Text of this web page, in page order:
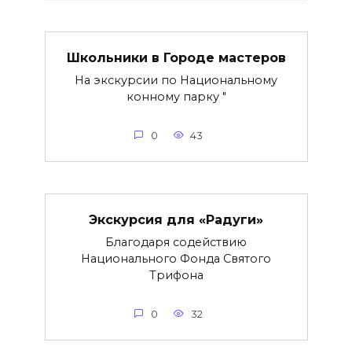
Школьники в Городе мастеров
На экскурсии по Национальному
конному парку "
0 43
Экскурсия для «Радуги»
Благодаря содействию
Национального Фонда Святого
Трифона
0 32